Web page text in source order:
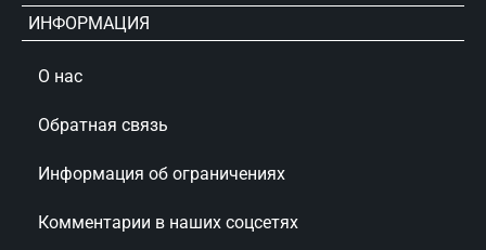
ИНФОРМАЦИЯ
О нас
Обратная связь
Информация об ограничениях
Комментарии в наших соцсетях